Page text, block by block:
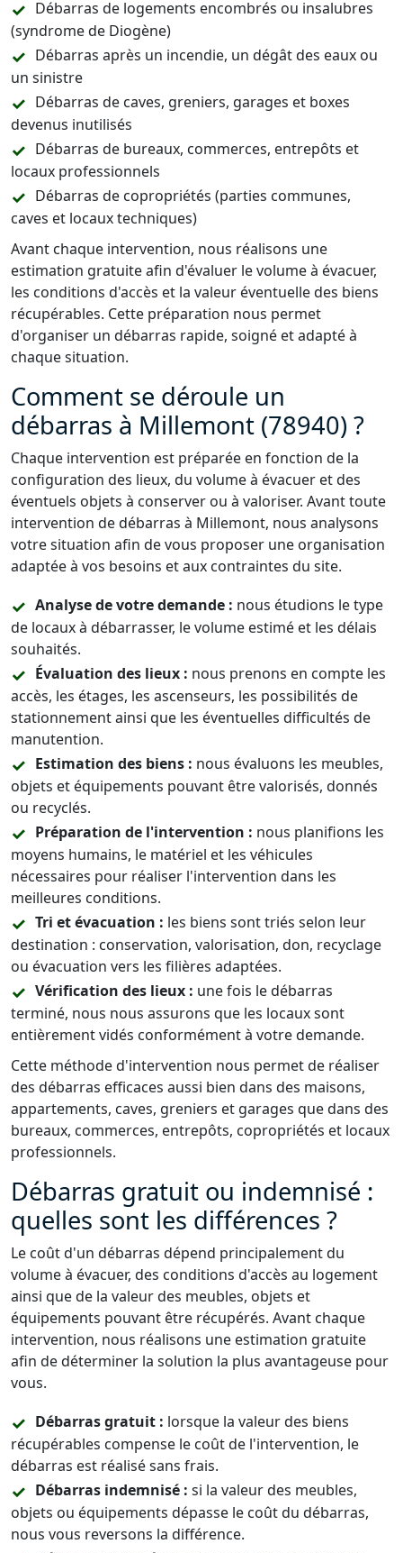
Débarras de logements encombrés ou insalubres
(syndrome de Diogène)
Débarras après un incendie, un dégât des eaux ou
un sinistre
Débarras de caves, greniers, garages et boxes
devenus inutilisés
Débarras de bureaux, commerces, entrepôts et
locaux professionnels
Débarras de copropriétés (parties communes,
caves et locaux techniques)
Avant chaque intervention, nous réalisons une
estimation gratuite afin d'évaluer le volume à évacuer,
les conditions d'accès et la valeur éventuelle des biens
récupérables. Cette préparation nous permet
d'organiser un débarras rapide, soigné et adapté à
chaque situation.
Comment se déroule un
débarras à Millemont (78940) ?
Chaque intervention est préparée en fonction de la
configuration des lieux, du volume à évacuer et des
éventuels objets à conserver ou à valoriser. Avant toute
intervention de débarras à Millemont, nous analysons
votre situation afin de vous proposer une organisation
adaptée à vos besoins et aux contraintes du site.
Analyse de votre demande : nous étudions le type
de locaux à débarrasser, le volume estimé et les délais
souhaités.
Évaluation des lieux : nous prenons en compte les
accès, les étages, les ascenseurs, les possibilités de
stationnement ainsi que les éventuelles difficultés de
manutention.
Estimation des biens : nous évaluons les meubles,
objets et équipements pouvant être valorisés, donnés
ou recyclés.
Préparation de l'intervention : nous planifions les
moyens humains, le matériel et les véhicules
nécessaires pour réaliser l'intervention dans les
meilleures conditions.
Tri et évacuation : les biens sont triés selon leur
destination : conservation, valorisation, don, recyclage
ou évacuation vers les filières adaptées.
Vérification des lieux : une fois le débarras
terminé, nous nous assurons que les locaux sont
entièrement vidés conformément à votre demande.
Cette méthode d'intervention nous permet de réaliser
des débarras efficaces aussi bien dans des maisons,
appartements, caves, greniers et garages que dans des
bureaux, commerces, entrepôts, copropriétés et locaux
professionnels.
Débarras gratuit ou indemnisé :
quelles sont les différences ?
Le coût d'un débarras dépend principalement du
volume à évacuer, des conditions d'accès au logement
ainsi que de la valeur des meubles, objets et
équipements pouvant être récupérés. Avant chaque
intervention, nous réalisons une estimation gratuite
afin de déterminer la solution la plus avantageuse pour
vous.
Débarras gratuit : lorsque la valeur des biens
récupérables compense le coût de l'intervention, le
débarras est réalisé sans frais.
Débarras indemnisé : si la valeur des meubles,
objets ou équipements dépasse le coût du débarras,
nous vous reversons la différence.